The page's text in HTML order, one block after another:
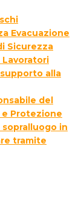
Evacuazione
Sicurezza
Lavoratori
alla
del
e Protezione
in
tramite